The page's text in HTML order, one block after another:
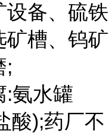
设备、硫铁
矿槽、钨矿
;
:氨水罐
酸);药厂不